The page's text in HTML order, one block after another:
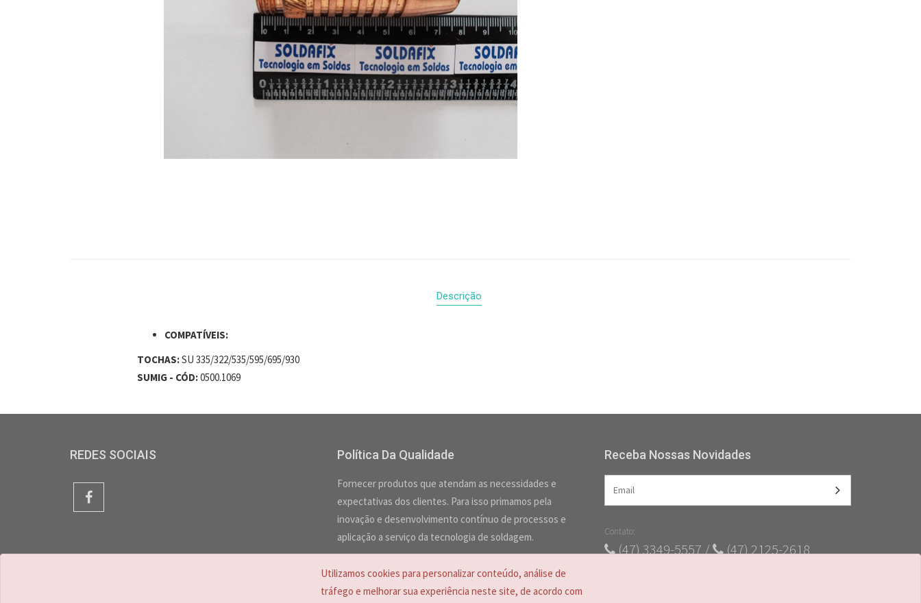
Descrição
COMPATÍVEIS:
TOCHAS:SU 335/322/535/595/695/930
SUMIG - CÓD:0500.1069
REDES SOCIAIS Política Da Qualidade
Fornecer produtos que atendam as necessidades e
expectativas dos clientes. Para isso primamos pela
inovação e desenvolvimento contínuo de processos e
aplicação a serviço da tecnologia de soldagem.
Receba Nossas Novidades
Contato:
(47) 3349-5557 / (47) 2125-2618
Utilizamos cookies para personalizar conteúdo, análise de
tráfego e melhorar sua experiência neste site, de acordo com